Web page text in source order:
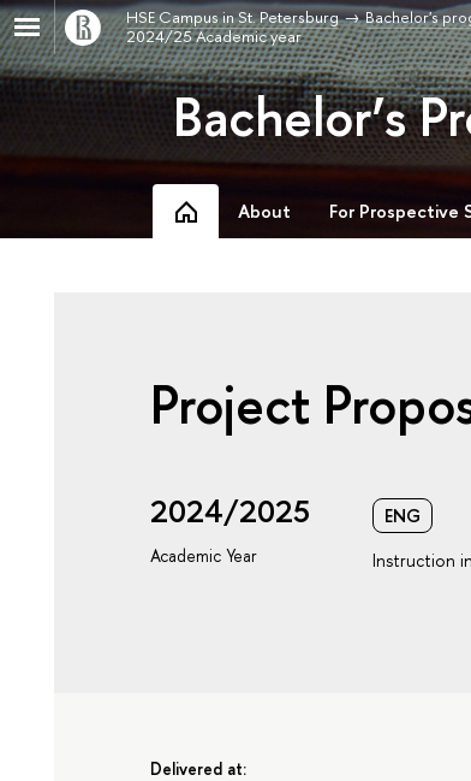
HSE Campus in St. Petersburg Bachelor's
2024/25 Academic year
Bachelor’s
About For Prospective
Project
2024/2025
Academic Year
ENG
Instruction
Delivered at: